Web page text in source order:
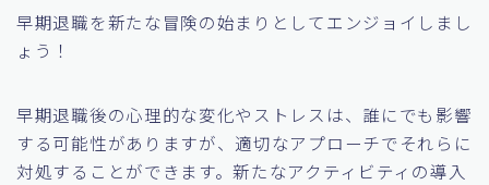
早期退職を新たな冒険の始まりとしてエンジョイしまし
ょう！
早期退職後の心理的な変化やストレスは、誰にでも影響
する可能性がありますが、適切なアプローチでそれらに
対処することができます。新たなアクティビティの導入